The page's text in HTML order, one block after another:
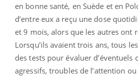
en bonne santé, en Suède et en
d’entre eux a reçu une dose
et 9 mois, alors que les autres ont
Lorsqu’ils avaient trois ans, tous
des tests pour évaluer d’éventuels
agressifs, troubles de l’attention